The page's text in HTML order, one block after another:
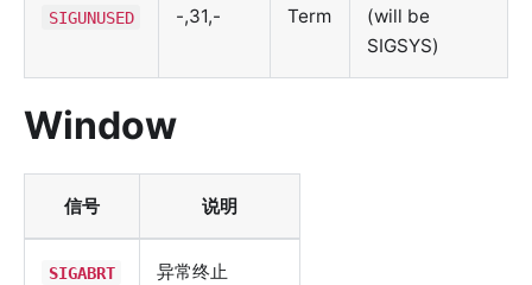
SIGUNUSED -,31,- Term
(will be
SIGSYS)
Window
信号 说明
SIGABRT 异常终止